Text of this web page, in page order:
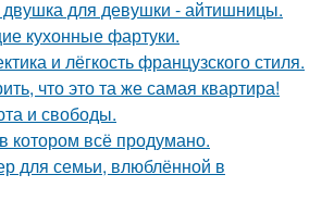
для девушки - айтишницы.
кухонные фартуки.
и лёгкость французского стиля.
что это та же самая квартира!
и свободы.
котором всё продумано.
для семьи, влюблённой в